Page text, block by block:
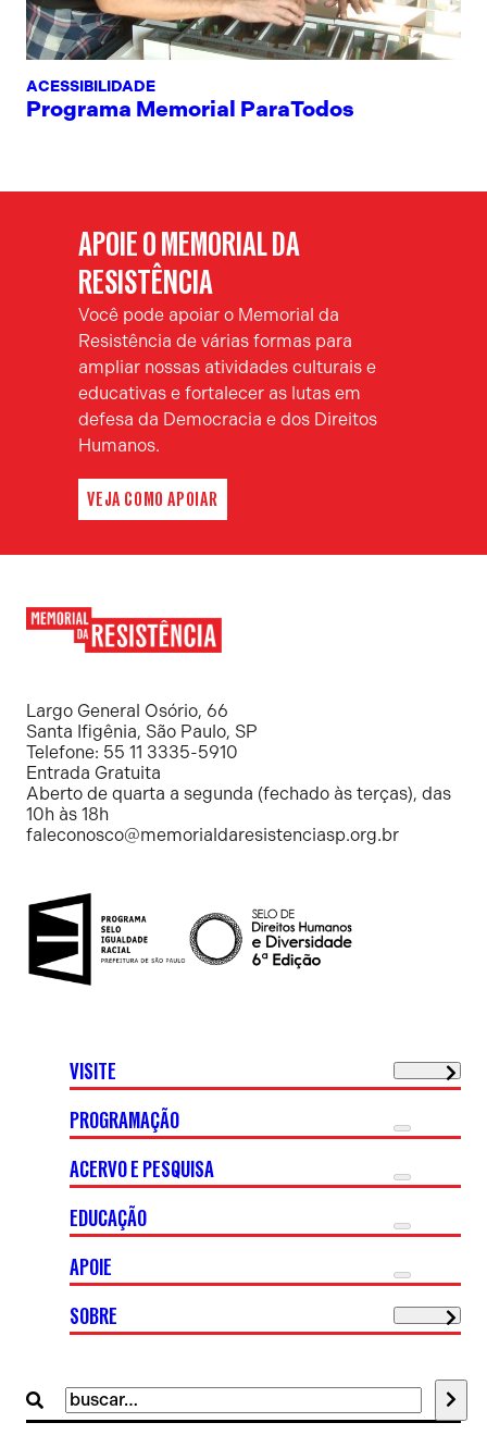
ACESSIBILIDADE
Programa Memorial ParaTodos
APOIE O MEMORIAL DA
RESISTÊNCIA
Você pode apoiar o Memorial da
Resistência de várias formas para
ampliar nossas atividades culturais e
educativas e fortalecer as lutas em
defesa da Democracia e dos Direitos
Humanos.
VEJA COMO APOIAR
Resistência
Largo General Osório, 66
Santa Ifigênia, São Paulo, SP
Telefone: 55 11 3335-5910
Entrada Gratuita
Aberto de quarta a segunda (fechado às terças), das
10h às 18h
faleconosco@memorialdaresistenciasp.org.br
Buscar
por:
VISITE
PROGRAMAÇÃO
ACERVO E PESQUISA
EDUCAÇÃO
APOIE
SOBRE